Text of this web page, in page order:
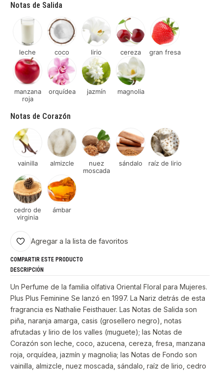
Notas de Salida
leche coco lirio cereza gran fresa
manzana
roja
orquídea jazmín magnolia
Notas de Corazón
vainilla almizcle
nuez
moscada
sándalo raíz de lirio
cedro de
virginia
ámbar
Agregar a la lista de favoritos
COMPARTIR ESTE PRODUCTO
DESCRIPCIÓN
Un Perfume de la familia olfativa Oriental Floral para Mujeres.
Plus Plus Feminine Se lanzó en 1997. La Nariz detrás de esta
fragrancia es Nathalie Feisthauer. Las Notas de Salida son
piña, naranja amarga, casis (grosellero negro), notas
afrutadas y lirio de los valles (muguete); las Notas de
Corazón son leche, coco, azucena, cereza, fresa, manzana
roja, orquídea, jazmín y magnolia; las Notas de Fondo son
vainilla, almizcle, nuez moscada, sándalo, raíz de lirio, cedro